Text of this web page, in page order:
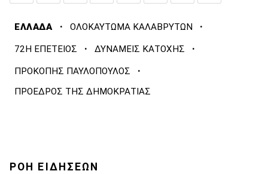
ΕΛΛΑΔΑ · ΟΛΟΚΑΥΤΩΜΑ ΚΑΛΑΒΡΥΤΩΝ ·
72Η ΕΠΕΤΕΙΟΣ · ΔΥΝΑΜΕΙΣ ΚΑΤΟΧΗΣ ·
ΠΡΟΚΟΠΗΣ ΠΑΥΛΟΠΟΥΛΟΣ ·
ΠΡΟΕΔΡΟΣ ΤΗΣ ΔΗΜΟΚΡΑΤΙΑΣ
ΡΟΗ ΕΙΔΗΣΕΩΝ